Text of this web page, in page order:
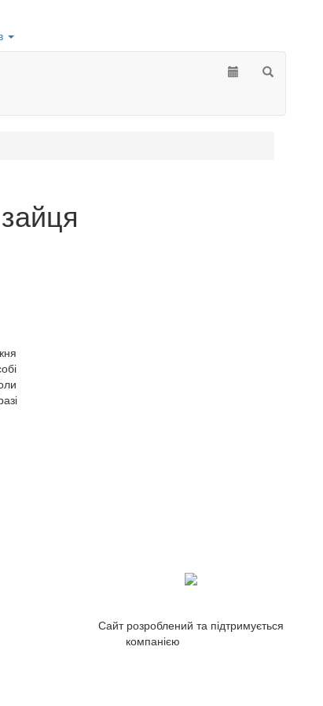
Сайт розроблений та підтримується
компанією